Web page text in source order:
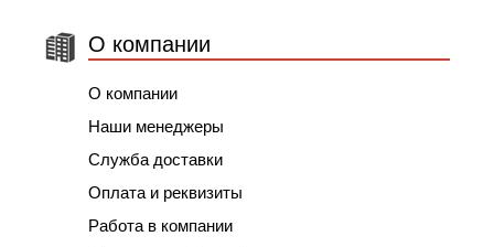
О компании
О компании
Наши менеджеры
Служба доставки
Оплата и реквизиты
Работа в компании